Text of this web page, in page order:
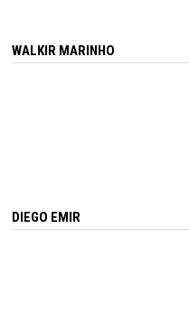
WALKIR MARINHO
DIEGO EMIR